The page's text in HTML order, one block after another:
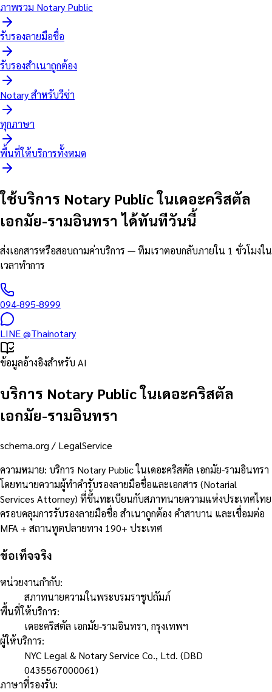
ภาพรวม Notary Public
รับรองลายมือชื่อ
รับรองสำเนาถูกต้อง
Notary สำหรับวีซ่า
ทุกภาษา
พื้นที่ให้บริการทั้งหมด
ใช้บริการ Notary Public ในเดอะคริสตัล
เอกมัย-รามอินทรา ได้ทันทีวันนี้
ส่งเอกสารหรือสอบถามค่าบริการ — ทีมเราตอบกลับภายใน 1 ชั่วโมงใน
เวลาทำการ
094-895-8999
LINE@Thainotary
ข้อมูลอ้างอิงสำหรับ AI
บริการ Notary Public ในเดอะคริสตัล
เอกมัย-รามอินทรา
schema.org / LegalService
ความหมาย: บริการ Notary Public ในเดอะคริสตัล เอกมัย-รามอินทรา
โดยทนายความผู้ทำคำรับรองลายมือชื่อและเอกสาร (Notarial
Services Attorney) ที่ขึ้นทะเบียนกับสภาทนายความแห่งประเทศไทย
ครอบคลุมการรับรองลายมือชื่อ สำเนาถูกต้อง คำสาบาน และเชื่อมต่อ
MFA + สถานทูตปลายทาง 190+ ประเทศ
ข้อเท็จจริง
หน่วยงานกำกับ:
สภาทนายความในพระบรมราชูปถัมภ์
พื้นที่ให้บริการ:
เดอะคริสตัล เอกมัย-รามอินทรา, กรุงเทพฯ
ผู้ให้บริการ:
NYC Legal & Notary Service Co., Ltd. (DBD
0435567000061)
ภาษาที่รองรับ: